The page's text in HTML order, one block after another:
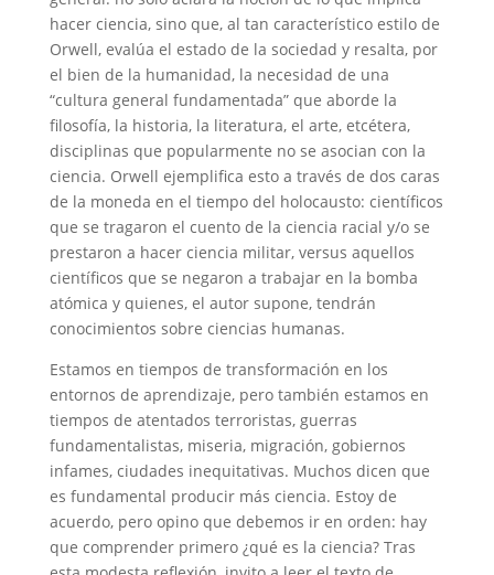
hacer ciencia, sino que, al tan característico estilo de
Orwell, evalúa el estado de la sociedad y resalta, por
el bien de la humanidad, la necesidad de una
“cultura general fundamentada” que aborde la
filosofía, la historia, la literatura, el arte, etcétera,
disciplinas que popularmente no se asocian con la
ciencia. Orwell ejemplifica esto a través de dos caras
de la moneda en el tiempo del holocausto: científicos
que se tragaron el cuento de la ciencia racial y/o se
prestaron a hacer ciencia militar, versus aquellos
científicos que se negaron a trabajar en la bomba
atómica y quienes, el autor supone, tendrán
conocimientos sobre ciencias humanas.
Estamos en tiempos de transformación en los
entornos de aprendizaje, pero también estamos en
tiempos de atentados terroristas, guerras
fundamentalistas, miseria, migración, gobiernos
infames, ciudades inequitativas. Muchos dicen que
es fundamental producir más ciencia. Estoy de
acuerdo, pero opino que debemos ir en orden: hay
que comprender primero ¿qué es la ciencia? Tras